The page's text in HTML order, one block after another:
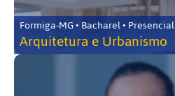
Formiga-MG • Bacharel • Presencial
Arquitetura e Urbanismo